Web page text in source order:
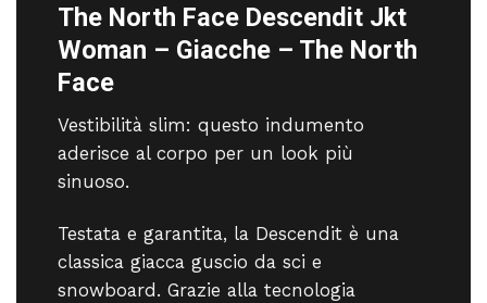
The North Face Descendit Jkt
Woman – Giacche – The North
Face
Vestibilità slim: questo indumento
aderisce al corpo per un look più
sinuoso.
Testata e garantita, la Descendit è una
classica giacca guscio da sci e
snowboard. Grazie alla tecnologia